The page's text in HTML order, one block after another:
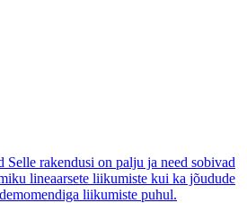
Selle rakendusi on palju ja need sobivad
lineaarsete liikumiste kui ka jõudude
liikumiste puhul.